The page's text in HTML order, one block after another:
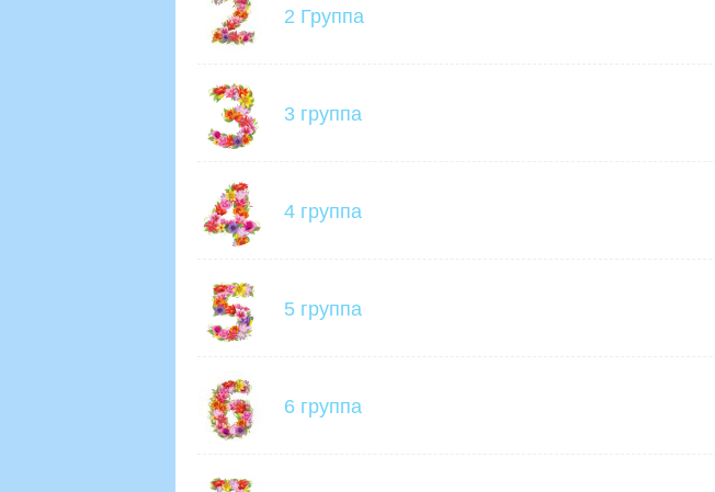
2 Группа
3 группа
4 группа
5 группа
6 группа